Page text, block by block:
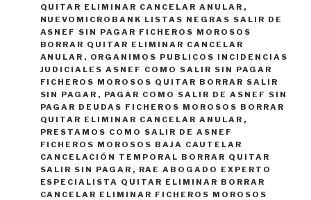
QUITAR ELIMINAR CANCELAR ANULAR ,
NUEVOMICROBANK LISTAS NEGRAS SALIR DE
ASNEF SIN PAGAR FICHEROS MOROSOS
BORRAR QUITAR ELIMINAR CANCELAR
ANULAR , ORGANIMOS PUBLICOS INCIDENCIAS
JUDICIALES ASNEF COMO SALIR SIN PAGAR
FICHEROS MOROSOS QUITAR BORRAR SALIR
SIN PAGAR , PAGAR COMO SALIR DE ASNEF SIN
PAGAR DEUDAS FICHEROS MOROSOS BORRAR
QUITAR ELIMINAR CANCELAR ANULAR ,
PRESTAMOS COMO SALIR DE ASNEF
FICHEROS MOROSOS BAJA CAUTELAR
CANCELACIÓN TEMPORAL BORRAR QUITAR
SALIR SIN PAGAR , RAE ABOGADO EXPERTO
ESPECIALISTA QUITAR ELIMINAR BORRAR
CANCELAR ELIMINAR FICHEROS MOROSOS